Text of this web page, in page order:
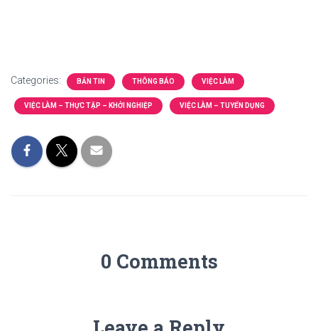
Categories: BẢN TIN THÔNG BÁO VIỆC LÀM
VIỆC LÀM – THỰC TẬP – KHỞI NGHIỆP VIỆC LÀM – TUYỂN DỤNG
0 Comments